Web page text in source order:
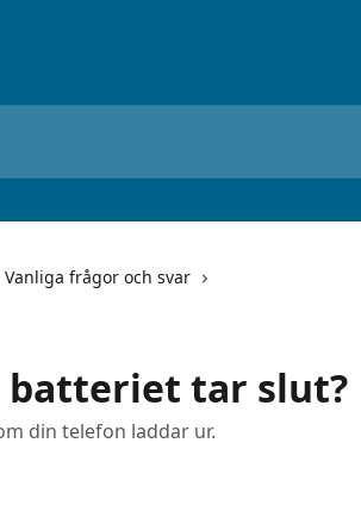
Vanliga frågor och svar
batteriet tar slut?
din telefon laddar ur.